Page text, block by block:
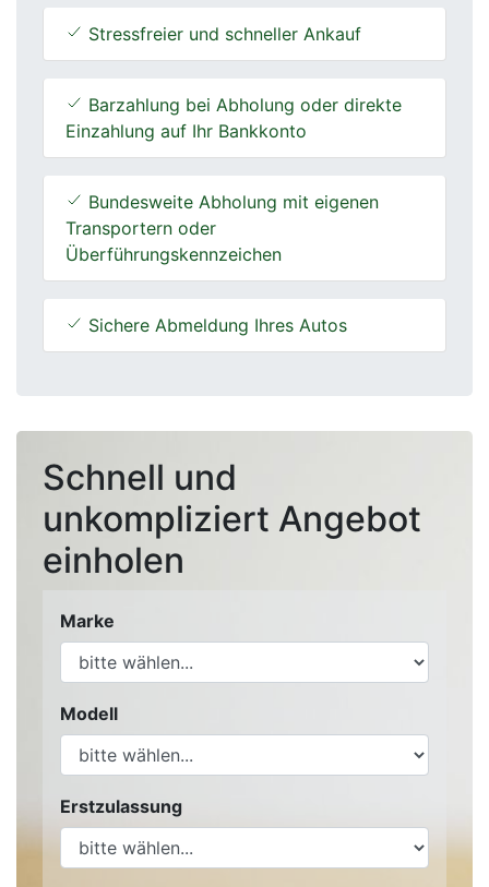
Stressfreier und schneller Ankauf
Barzahlung bei Abholung oder direkte
Einzahlung auf Ihr Bankkonto
Bundesweite Abholung mit eigenen
Transportern oder
Überführungskennzeichen
Sichere Abmeldung Ihres Autos
Schnell und
unkompliziert Angebot
einholen
Marke
Modell
Erstzulassung